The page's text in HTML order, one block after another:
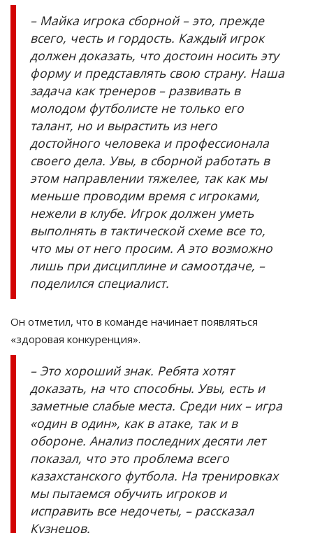
– Майка игрока сборной – это, прежде
всего, честь и гордость. Каждый игрок
должен доказать, что достоин носить эту
форму и представлять свою страну. Наша
задача как тренеров – развивать в
молодом футболисте не только его
талант, но и вырастить из него
достойного человека и профессионала
своего дела. Увы, в сборной работать в
этом направлении тяжелее, так как мы
меньше проводим время с игроками,
нежели в клубе. Игрок должен уметь
выполнять в тактической схеме все то,
что мы от него просим. А это возможно
лишь при дисциплине и самоотдаче, –
поделился специалист.
Он отметил, что в команде начинает появляться
«здоровая конкуренция».
– Это хороший знак. Ребята хотят
доказать, на что способны. Увы, есть и
заметные слабые места. Среди них – игра
«один в один», как в атаке, так и в
обороне. Анализ последних десяти лет
показал, что это проблема всего
казахстанского футбола. На тренировках
мы пытаемся обучить игроков и
исправить все недочеты, – рассказал
Кузнецов.